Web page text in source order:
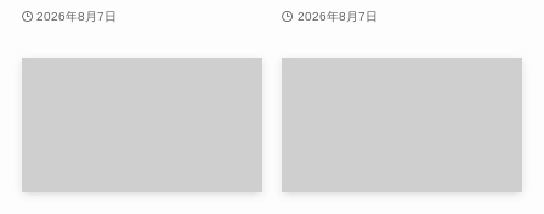
2026年8月7日 2026年8月7日